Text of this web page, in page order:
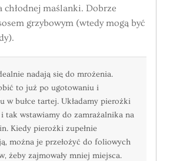
maślanki. Dobrze
grzybowym (wtedy mogą być
nadają się do mrożenia.
to już po ugotowaniu i
w bułce tartej. Układamy pierożki
tak wstawiamy do zamrażalnika na
Kiedy pierożki zupełnie
można je przełożyć do foliowych
żeby zajmowały mniej miejsca.